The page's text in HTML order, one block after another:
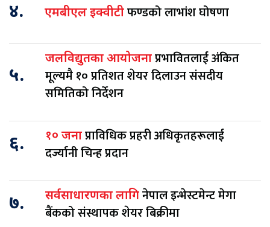
४. एमबीएल इक्वीटीफण्डको लाभांश घोषणा
५.
जलविद्युतका आयोजनाप्रभावितलाई अंकित
मूल्यमै १० प्रतिशत शेयर दिलाउन संसदीय
समितिको निर्देशन
६. १० जनाप्राविधिक प्रहरी अधिकृतहरूलाई
दर्ज्यानी चिन्ह प्रदान
७. सर्वसाधारणका लागिनेपाल इन्भेस्टमेन्ट मेगा
बैंकको संस्थापक शेयर बिक्रीमा